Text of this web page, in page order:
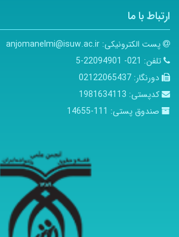
ارتباط با ما
پست الکترونیکی: anjomanelmi@isuw.ac.ir
تلفن: 021- 22094901-5
دورنگار: 02122065437
کدپستی: 1981634113
صندوق پستی: 111-14655